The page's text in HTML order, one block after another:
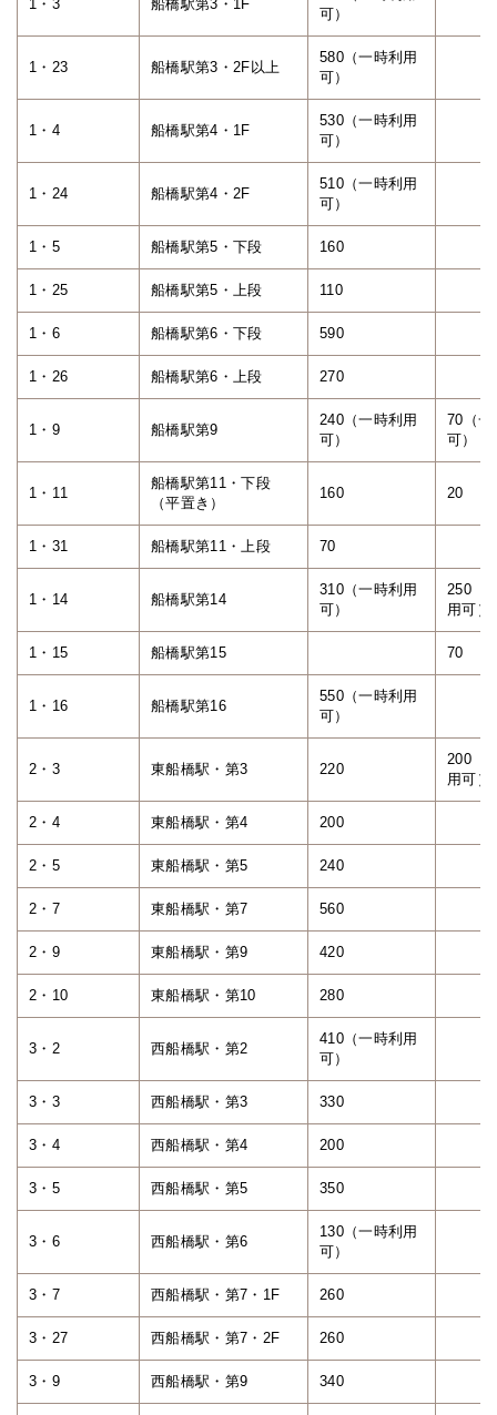
1・3 船橋駅第3・1F
可）
1・23 船橋駅第3・2F以上
580（一時利用
可）
1・4 船橋駅第4・1F
530（一時利用
可）
1・24 船橋駅第4・2F
510（一時利用
可）
1・5 船橋駅第5・下段 160
1・25 船橋駅第5・上段 110
1・6 船橋駅第6・下段 590
1・26 船橋駅第6・上段 270
1・9 船橋駅第9
240（一時利用
可）
70（一
可）
1・11
船橋駅第11・下段
（平置き）
160 20
1・31 船橋駅第11・上段 70
1・14 船橋駅第14
310（一時利用
可）
250（
用可）
1・15 船橋駅第15 70
1・16 船橋駅第16
550（一時利用
可）
2・3 東船橋駅・第3 220
200（
用可）
2・4 東船橋駅・第4 200
2・5 東船橋駅・第5 240
2・7 東船橋駅・第7 560
2・9 東船橋駅・第9 420
2・10 東船橋駅・第10 280
3・2 西船橋駅・第2
410（一時利用
可）
3・3 西船橋駅・第3 330
3・4 西船橋駅・第4 200
3・5 西船橋駅・第5 350
3・6 西船橋駅・第6
130（一時利用
可）
3・7 西船橋駅・第7・1F 260
3・27 西船橋駅・第7・2F 260
3・9 西船橋駅・第9 340